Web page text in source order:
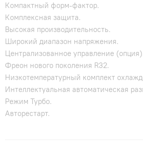
Компактный форм-фактор.
Комплексная защита.
Высокая производительность.
Широкий диапазон напряжения.
Централизованное управление
Фреон нового поколения R32.
Низкотемпературный комплект
Интеллектуальная автоматическая
Режим Турбо.
Авторестарт.